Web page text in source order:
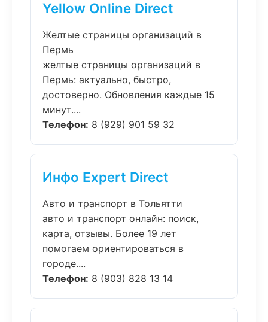
Yellow Online Direct
Желтые страницы организаций в
Пермь
желтые страницы организаций в
Пермь: актуально, быстро,
достоверно. Обновления каждые 15
минут....
Телефон: 8 (929) 901 59 32
Инфо Expert Direct
Авто и транспорт в Тольятти
авто и транспорт онлайн: поиск,
карта, отзывы. Более 19 лет
помогаем ориентироваться в
городе....
Телефон: 8 (903) 828 13 14